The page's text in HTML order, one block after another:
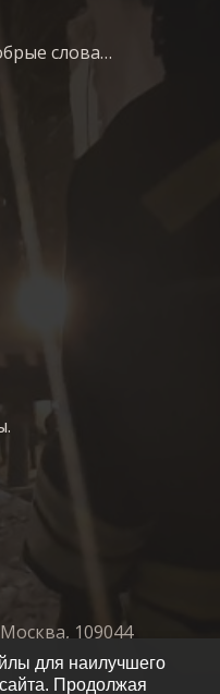
слова…
109044
для наилучшего
Продолжая